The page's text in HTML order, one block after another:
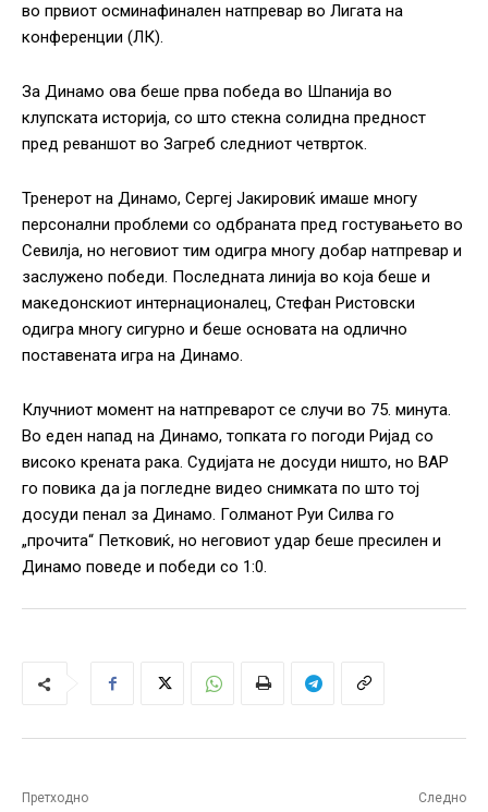
во првиот осминафинален натпревар во Лигата на
конференции (ЛК).
За Динамо ова беше прва победа во Шпанија во
клупската историја, со што стекна солидна предност
пред реваншот во Загреб следниот четврток.
Тренерот на Динамо, Сергеј Јакировиќ имаше многу
персонални проблеми со одбраната пред гостувањето во
Севилја, но неговиот тим одигра многу добар натпревар и
заслужено победи. Последната линија во која беше и
македонскиот интернационалец, Стефан Ристовски
одигра многу сигурно и беше основата на одлично
поставената игра на Динамо.
Клучниот момент на натпреварот се случи во 75. минута.
Во еден напад на Динамо, топката го погоди Ријад со
високо крената рака. Судијата не досуди ништо, но ВАР
го повика да ја погледне видео снимката по што тој
досуди пенал за Динамо. Голманот Руи Силва го
„прочита“ Петковиќ, но неговиот удар беше пресилен и
Динамо поведе и победи со 1:0.
Претходно Следно